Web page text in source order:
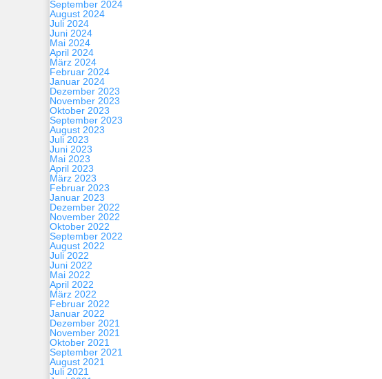
September 2024
August 2024
Juli 2024
Juni 2024
Mai 2024
April 2024
März 2024
Februar 2024
Januar 2024
Dezember 2023
November 2023
Oktober 2023
September 2023
August 2023
Juli 2023
Juni 2023
Mai 2023
April 2023
März 2023
Februar 2023
Januar 2023
Dezember 2022
November 2022
Oktober 2022
September 2022
August 2022
Juli 2022
Juni 2022
Mai 2022
April 2022
März 2022
Februar 2022
Januar 2022
Dezember 2021
November 2021
Oktober 2021
September 2021
August 2021
Juli 2021